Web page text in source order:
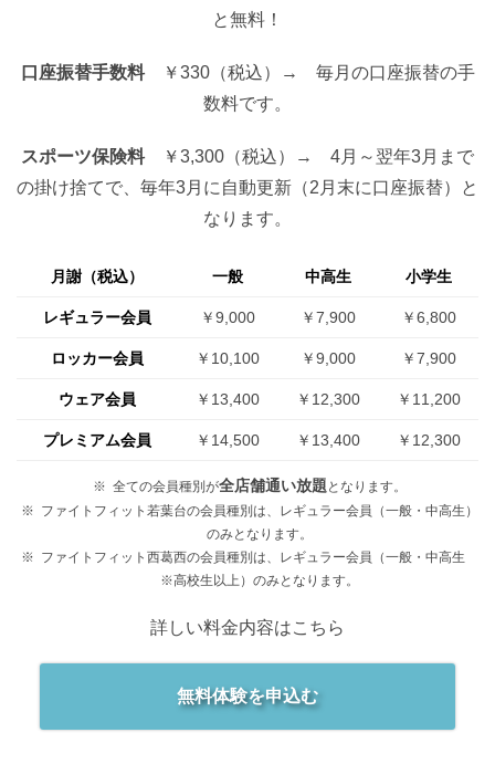
と無料！
口座振替手数料￥330（税込）→ 毎月の口座振替の手
数料です。
スポーツ保険料￥3,300（税込）→ 4月～翌年3月まで
の掛け捨てで、毎年3月に自動更新（2月末に口座振替）と
なります。
月謝（税込） 一般 中高生 小学生
レギュラー会員 ￥9,000 ￥7,900 ￥6,800
ロッカー会員 ￥10,100 ￥9,000 ￥7,900
ウェア会員 ￥13,400 ￥12,300 ￥11,200
プレミアム会員 ￥14,500 ￥13,400 ￥12,300
全ての会員種別が全店舗通い放題 となります。
ファイトフィット若葉台の会員種別は、レギュラー会員（一般・中高生）
のみとなります。
ファイトフィット西葛西の会員種別は、レギュラー会員（一般・中高生
※高校生以上）のみとなります。
詳しい料金内容はこちら
無料体験を申込む